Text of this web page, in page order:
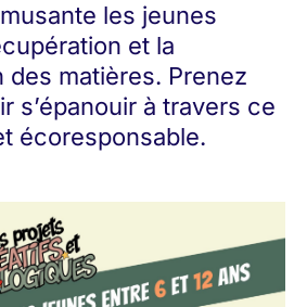
les jeunes
et la
des matières. Prenez
s’épanouir à travers ce
écoresponsable.